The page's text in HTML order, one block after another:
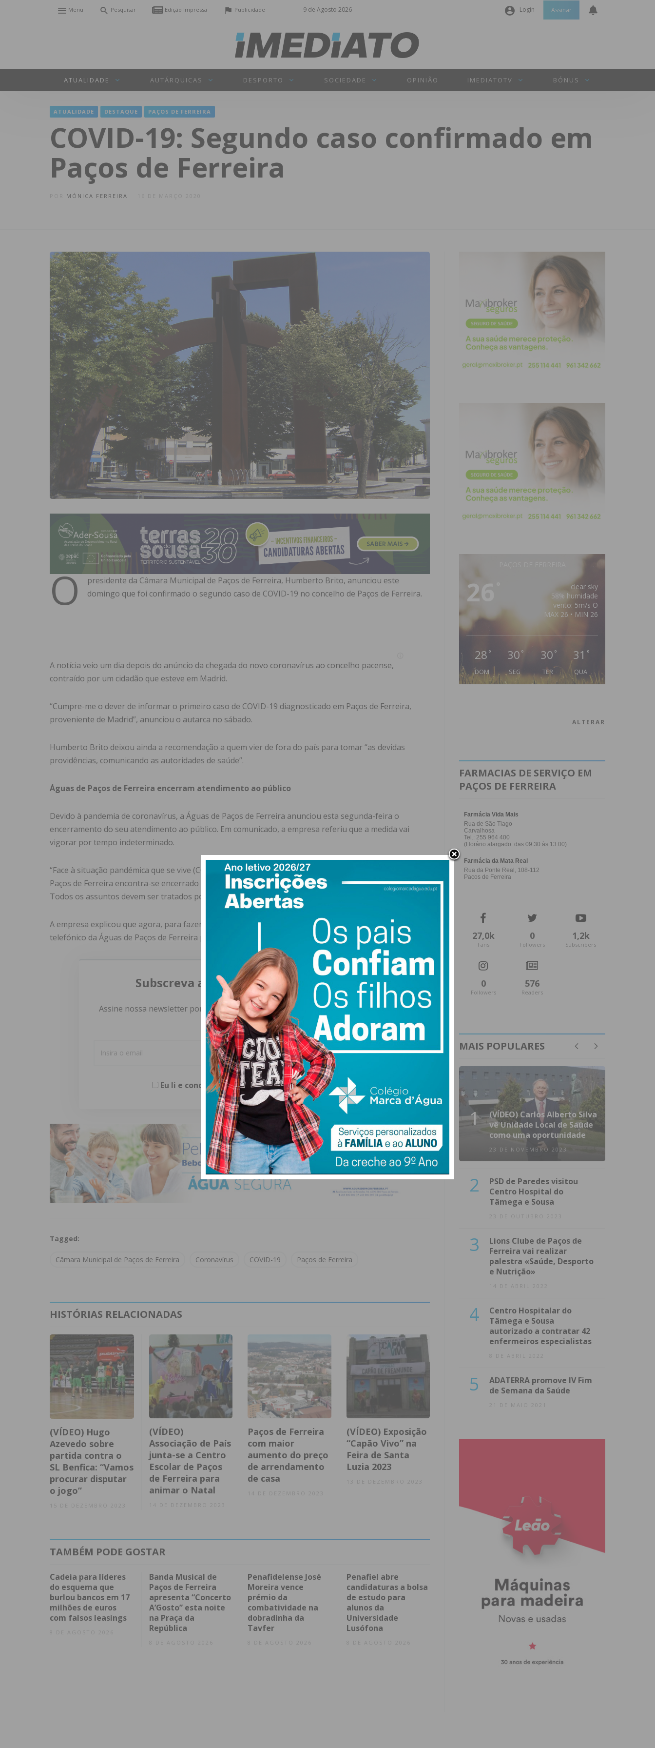
9 de Agosto 2026
Menu Pesquisar Edição Impressa Publicidade Login
Senha
INICIAR SESSÃO
Assinar
ATUALIDADE AUTÁRQUICAS DESPORTO SOCIEDADE OPINIÃO IMEDIATOTV BÓNUS
ATUALIDADE DESTAQUE PAÇOS DE FERREIRA
COVID-19: Segundo caso confirmado em
Paços de Ferreira
MÓNICA FERREIRA 16 DE MARÇO 2020
O
presidente da Câmara Municipal de Paços de Ferreira, Humberto Brito, anunciou este
domingo que foi confirmado o segundo caso de COVID-19 no concelho de Paços de Ferreira.
A notícia veio um dia depois do anúncio da chegada do novo coronavírus ao concelho pacense,
contraído por um cidadão que esteve em Madrid.
“Cumpre-me o dever de informar o primeiro caso de COVID-19 diagnosticado em Paços de Ferreira,
proveniente de Madrid”, anunciou o autarca no sábado.
Humberto Brito deixou ainda a recomendação a quem vier de fora do país para tomar “as devidas
providências, comunicando as autoridades de saúde”.
Águas de Paços de Ferreira encerram atendimento ao público
Devido à pandemia de coronavírus, a Águas de Paços de Ferreira anunciou esta segunda-feira o
encerramento do seu atendimento ao público. Em comunicado, a empresa referiu que a medida vai
vigorar por tempo indeterminado.
“Face à situação pandémica que se vive (COVID-19), o serviço de atendimento ao público da Águas de
Paços de Ferreira encontra-se encerrado a partir de hoje, dia 16 de março, por tempo indeterminado.
Todos os assuntos devem ser tratados por telefone ou email”, referiu.
A empresa explicou que agora, para fazerem pagamentos, os clientes devem utilizar o contacto
telefónico da Águas de Paços de Ferreira para obter a referência multibanco, ou ativar o débito direto.
Subscreva a newsletter do Imediato
Assine nossa newsletter por e-mail e obtenha de forma regular a informação
atualizada.
Eu li e concordo com ostermos e condições
Tagged:
Câmara Municipal de Paços de Ferreira Coronavírus COVID-19 Paços de Ferreira
HISTÓRIAS RELACIONADAS
(VÍDEO) Hugo
Azevedo sobre
partida contra o
SL Benfica: “Vamos
procurar disputar
o jogo”
(VÍDEO)
Associação de País
junta-se a Centro
Escolar de Paços
de Ferreira para
animar o Natal
14 DE DEZEMBRO 2023
Paços de Ferreira
com maior
aumento do preço
de arrendamento
de casa
14 DE DEZEMBRO 2023
(VÍDEO) Exposição
“Capão Vivo” na
Feira de Santa
Luzia 2023
TAMBÉM PODE GOSTAR
Cadeia para líderes
do esquema que
burlou bancos em 17
milhões de euros
com falsos leasings
8 DE AGOSTO 2026
Banda Musical de
Paços de Ferreira
apresenta “Concerto
A’Gosto” esta noite
na Praça da
República
8 DE AGOSTO 2026
Penafidelense José
Moreira vence
prémio da
combatividade na
dobradinha da
Tavfer
8 DE AGOSTO 2026
Penafiel abre
candidaturas a bolsa
de estudo para
alunos da
Universidade
Lusófona
8 DE AGOSTO 2026
26
clear sky
58% humidade
vento: 5m/s O
MAX 26 • MIN 26
28 °
DOM
30 °
SEG
30 °
TER
31 °
QUA
ALTERAR
FARMACIAS DE SERVIÇO EM
PAÇOS DE FERREIRA
27,0k
Fans
0
Followers
1,2k
Subscribers
0
Followers
576
Readers
MAIS POPULARES
1
(VÍDEO) Carlos Alberto Silva
vê Unidade Local de Saúde
como uma oportunidade
23 DE NOVEMBRO 2023
2
PSD de Paredes visitou
Centro Hospital do
Tâmega e Sousa
23 DE OUTUBRO 2023
3
Lions Clube de Paços de
Ferreira vai realizar
palestra «Saúde, Desporto
e Nutrição»
14 DE ABRIL 2022
4
Centro Hospitalar do
Tâmega e Sousa
autorizado a contratar 42
enfermeiros especialistas
8 DE ABRIL 2022
5
ADATERRA promove IV Fim
de Semana da Saúde
21 DE MAIO 2021